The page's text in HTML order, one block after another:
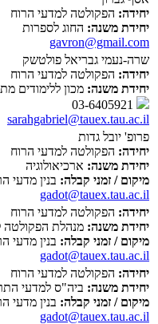
יחידה: הפקולטה למדעי הרוח
יחידת משנה: החוג לספרות
gavron@gmail.com
שרה-נעמי גבריאל פולטשק
יחידה: הפקולטה למדעי הרוח
יחידת משנה: מכון ללימודים
sarahgabriel@tauex.tau.ac.il
פרופ' יובל גדות
יחידה: הפקולטה למדעי הרוח
יחידת משנה: ארכיאולוגיה
מיקום / זמני קבלה: בנין מדעי
gadot@tauex.tau.ac.il
יחידה: הפקולטה למדעי הרוח
יחידת משנה: מנהלת הפקולטה
מיקום / זמני קבלה: בנין מדעי
gadot@tauex.tau.ac.il
יחידה: הפקולטה למדעי הרוח
יחידת משנה: ביה"ס למדעי
מיקום / זמני קבלה: בנין מדעי
gadot@tauex.tau.ac.il